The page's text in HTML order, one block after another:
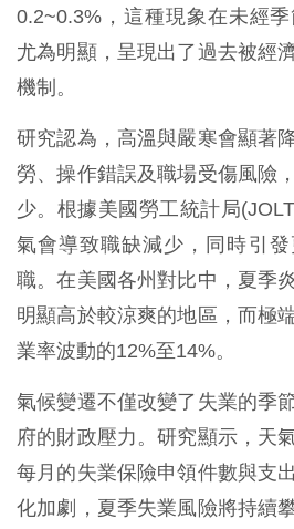
0.2~0.3%，這種現象在未經
尤為明顯，呈現出了過去被經
機制。
研究認為，高溫與嚴寒會顯著
勞、操作錯誤及職場受傷風險
少。根據美國勞工統計局
氣會導致職缺減少，同時引
職。在美國各州對比中，夏季
明顯高於較涼爽的地區，而極
業率波動的12%至14%。
氣候變遷不僅改變了失業的季
府的財政壓力。研究顯示，天
每月的失業保險申領件數與支
化加劇，夏季失業風險將持續